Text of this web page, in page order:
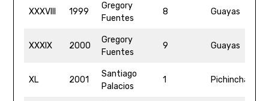
XXXVIII 1999
Gregory
Fuentes
8 Guayas
XXXIX 2000
Gregory
Fuentes
9 Guayas
XL 2001
Santiago
Palacios
1 Pichincha